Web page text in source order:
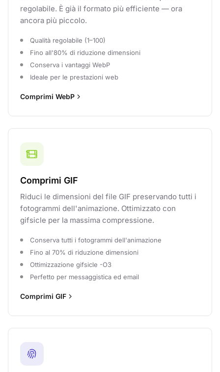
regolabile. È già il formato più efficiente — ora
ancora più piccolo.
Qualità regolabile (1–100)
Fino all'80% di riduzione dimensioni
Conserva i vantaggi WebP
Ideale per le prestazioni web
Comprimi WebP
Comprimi GIF
Riduci le dimensioni del file GIF preservando tutti i
fotogrammi dell'animazione. Ottimizzato con
gifsicle per la massima compressione.
Conserva tutti i fotogrammi dell'animazione
Fino al 70% di riduzione dimensioni
Ottimizzazione gifsicle -O3
Perfetto per messaggistica ed email
Comprimi GIF